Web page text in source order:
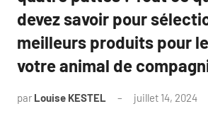
devez savoir pour
meilleurs produits pour
votre animal de
par Louise KESTEL juillet 14, 2024